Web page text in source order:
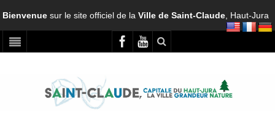
Bienvenuesur le site officiel de laVille de Saint-Claude , Haut-Jura